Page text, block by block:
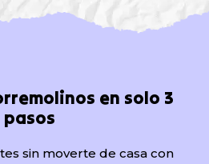
en solo 3
pasos
sin moverte de casa con